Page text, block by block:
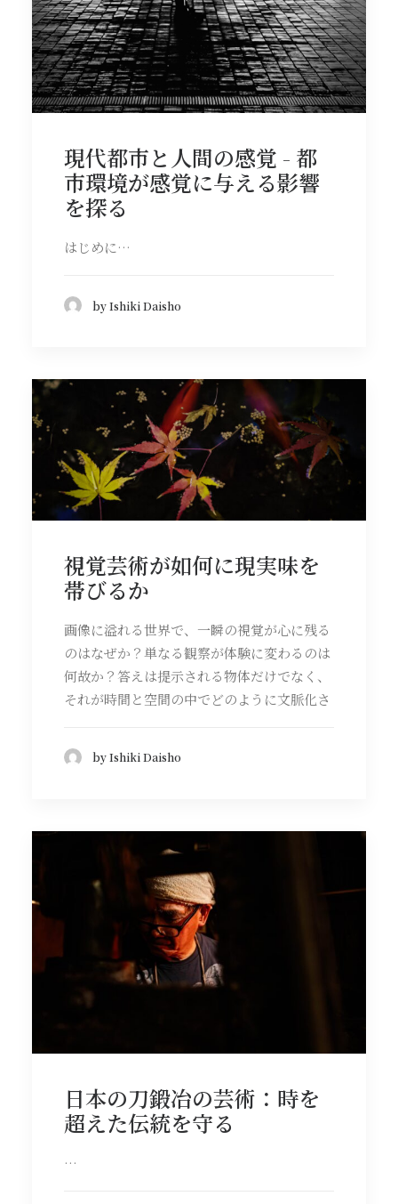
現代都市と人間の感覚 - 都
市環境が感覚に与える影響
を探る
はじめに…
by Ishiki Daisho
視覚芸術が如何に現実味を
帯びるか
画像に溢れる世界で、一瞬の視覚が心に残る
のはなぜか？単なる観察が体験に変わるのは
何故か？答えは提示される物体だけでなく、
それが時間と空間の中でどのように文脈化さ
by Ishiki Daisho
日本の刀鍛冶の芸術：時を
超えた伝統を守る
…